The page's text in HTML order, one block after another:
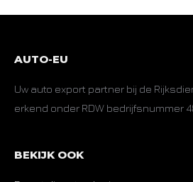
AUTO-EU
Uw auto export partner bij de
erkend onder RDW bedrijfsnummer
BEKIJK OOK